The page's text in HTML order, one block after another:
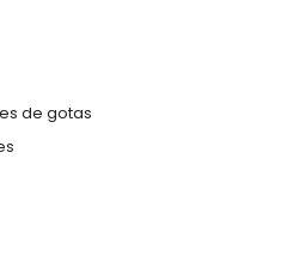
de gotas